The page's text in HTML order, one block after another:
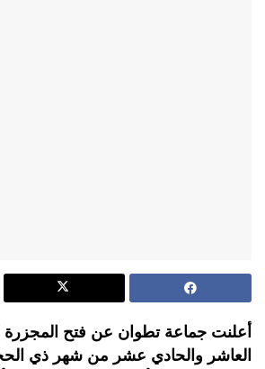
أعلنت جماعة تطوان عن فتح المجزرة
العاشر والحادي عشر من شهر ذي